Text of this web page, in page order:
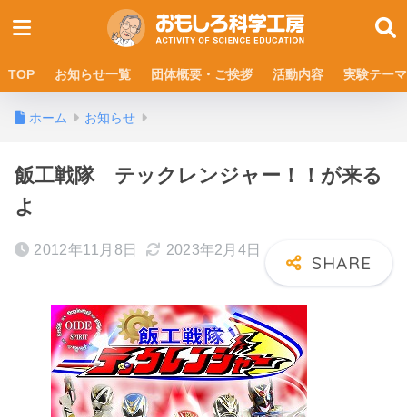
TOP お知らせ一覧 団体概要・ご挨拶 活動内容 実験テーマ
ホーム お知らせ
飯工戦隊 テックレンジャー！！が来る
よ
2012年11月8日 2023年2月4日